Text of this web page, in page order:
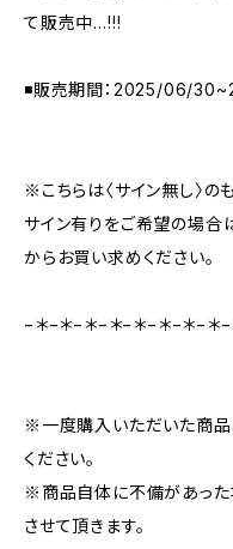
て販売中…!!!
◾️販売期間：2025/06/
※こちらは〈サイン無し〉の
サイン有りをご希望の場合
からお買い求めください。
−＊−＊−＊−＊−＊−＊−＊−＊
※一度購入いただいた商品
ください。
※商品自体に不備があった
させて頂きます。